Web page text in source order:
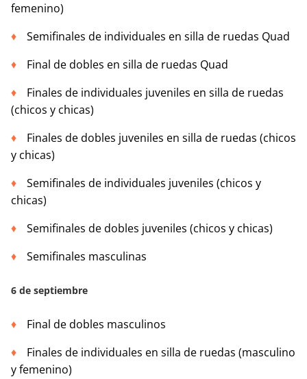
femenino)
Semifinales de individuales en silla de ruedas Quad
Final de dobles en silla de ruedas Quad
Finales de individuales juveniles en silla de ruedas
(chicos y chicas)
Finales de dobles juveniles en silla de ruedas (chicos
y chicas)
Semifinales de individuales juveniles (chicos y
chicas)
Semifinales de dobles juveniles (chicos y chicas)
Semifinales masculinas
6 de septiembre
Final de dobles masculinos
Finales de individuales en silla de ruedas (masculino
y femenino)